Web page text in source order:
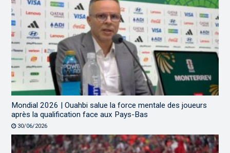
Mondial 2026 | Ouahbi salue la force mentale des joueurs
après la qualification face aux Pays-Bas
30/06/2026